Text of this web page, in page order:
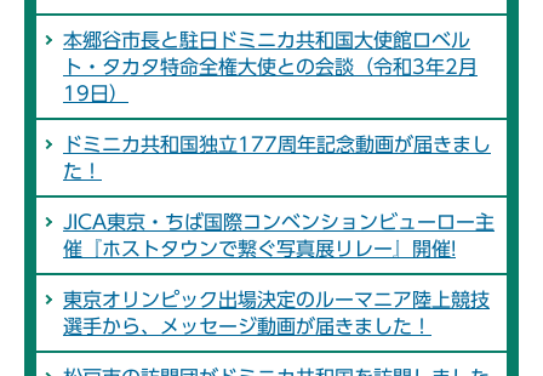
本郷谷市長と駐日ドミニカ共和国大使館ロベル
ト・タカタ特命全権大使との会談（令和3年2月
19日）
ドミニカ共和国独立177周年記念動画が届きまし
た！
JICA東京・ちば国際コンベンションビューロー主
催『ホストタウンで繋ぐ写真展リレー』開催!
東京オリンピック出場決定のルーマニア陸上競技
選手から、メッセージ動画が届きました！